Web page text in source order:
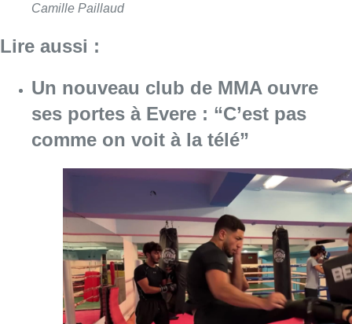
08 août 2026Consulter l'article "Un nouveau club de
Au Moeraske, Bart Hanssens
recense des insectes de plus en